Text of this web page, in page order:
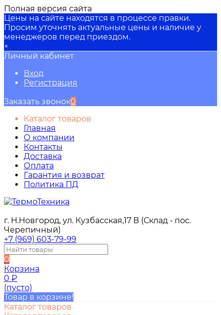
Полная версия сайта
Цены на сайте находятся в процессе правки.
Просим уточнять актуальные цены и наличие у
менеджеров перед приездом.
×
Личный кабинет
Вход
Регистрация
Заказать звонок0
Каталог товаров
Главная
О компании
Контакты
Доставка
Оплата
Гарантия и возврат
Политика ПД
г. Н.Новгород, ул. Кузбасская,17 В (Склад - пос.
Черепичный)
+7 (969) 603-79-99
0
Корзина
0 ₽
(пусто)
Товар в корзине!
Каталог товаров